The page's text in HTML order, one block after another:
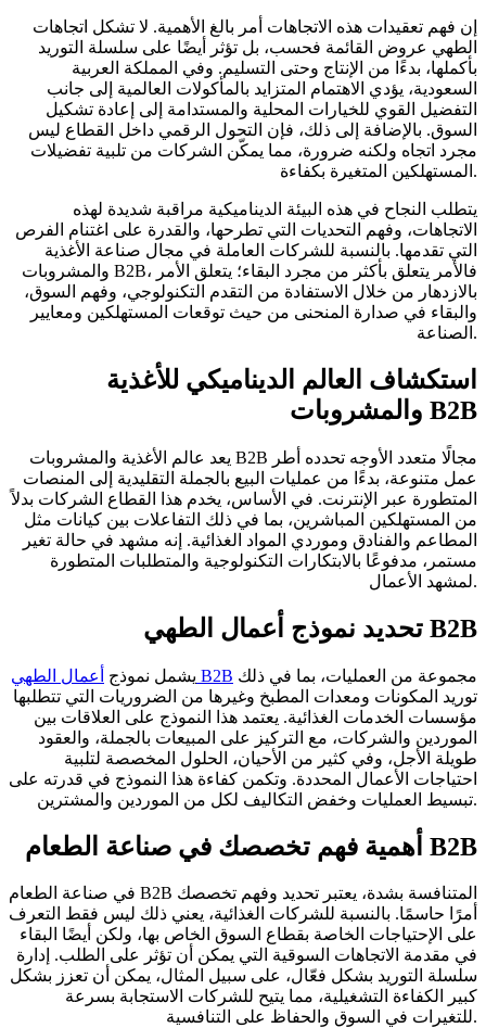
إن فهم تعقيدات هذه الاتجاهات أمر بالغ الأهمية. لا تشكل اتجاهات
الطهي عروض القائمة فحسب، بل تؤثر أيضًا على سلسلة التوريد
بأكملها، بدءًا من الإنتاج وحتى التسليم. وفي المملكة العربية
السعودية، يؤدي الاهتمام المتزايد بالمأكولات العالمية إلى جانب
التفضيل القوي للخيارات المحلية والمستدامة إلى إعادة تشكيل
السوق. بالإضافة إلى ذلك، فإن التحول الرقمي داخل القطاع ليس
مجرد اتجاه ولكنه ضرورة، مما يمكّن الشركات من تلبية تفضيلات
المستهلكين المتغيرة بكفاءة.
يتطلب النجاح في هذه البيئة الديناميكية مراقبة شديدة لهذه
الاتجاهات، وفهم التحديات التي تطرحها، والقدرة على اغتنام الفرص
التي تقدمها. بالنسبة للشركات العاملة في مجال صناعة الأغذية
والمشروبات B2B، فالأمر يتعلق بأكثر من مجرد البقاء؛ يتعلق الأمر
بالازدهار من خلال الاستفادة من التقدم التكنولوجي، وفهم السوق،
والبقاء في صدارة المنحنى من حيث توقعات المستهلكين ومعايير
الصناعة.
استكشاف العالم الديناميكي للأغذية
والمشروبات B2B
يعد عالم الأغذية والمشروبات B2B مجالًا متعدد الأوجه تحدده أطر
عمل متنوعة، بدءًا من عمليات البيع بالجملة التقليدية إلى المنصات
المتطورة عبر الإنترنت. في الأساس، يخدم هذا القطاع الشركات بدلاً
من المستهلكين المباشرين، بما في ذلك التفاعلات بين كيانات مثل
المطاعم والفنادق وموردي المواد الغذائية. إنه مشهد في حالة تغير
مستمر، مدفوعًا بالابتكارات التكنولوجية والمتطلبات المتطورة
لمشهد الأعمال.
تحديد نموذج أعمال الطهي B2B
يشمل نموذج أعمال الطهي B2B
توريد المكونات ومعدات المطبخ وغيرها من الضروريات التي تتطلبها
مؤسسات الخدمات الغذائية. يعتمد هذا النموذج على العلاقات بين
الموردين والشركات، مع التركيز على المبيعات بالجملة، والعقود
طويلة الأجل، وفي كثير من الأحيان، الحلول المخصصة لتلبية
احتياجات الأعمال المحددة. وتكمن كفاءة هذا النموذج في قدرته على
تبسيط العمليات وخفض التكاليف لكل من الموردين والمشترين.
أهمية فهم تخصصك في صناعة الطعام B2B
في صناعة الطعام B2B المتنافسة بشدة، يعتبر تحديد وفهم تخصصك
أمرًا حاسمًا. بالنسبة للشركات الغذائية، يعني ذلك ليس فقط التعرف
على الإحتياجات الخاصة بقطاع السوق الخاص بها، ولكن أيضًا البقاء
في مقدمة الاتجاهات السوقية التي يمكن أن تؤثر على الطلب. إدارة
سلسلة التوريد بشكل فعّال، على سبيل المثال، يمكن أن تعزز بشكل
كبير الكفاءة التشغيلية، مما يتيح للشركات الاستجابة بسرعة
للتغيرات في السوق والحفاظ على التنافسية.